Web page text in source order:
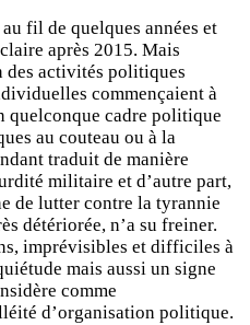
fil de quelques années et
après 2015. Mais
activités politiques
commençaient à
quelconque cadre politique
au couteau ou à la
traduit de manière
militaire et d’autre part,
de lutter contre la tyrannie
détériorée, n’a su freiner.
imprévisibles et difficiles à
mais aussi un signe
comme
d’organisation politique.